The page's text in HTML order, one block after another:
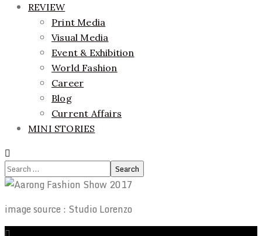
REVIEW
Print Media
Visual Media
Event & Exhibition
World Fashion
Career
Blog
Current Affairs
MINI STORIES
Search
for:
image source : Studio Lorenzo